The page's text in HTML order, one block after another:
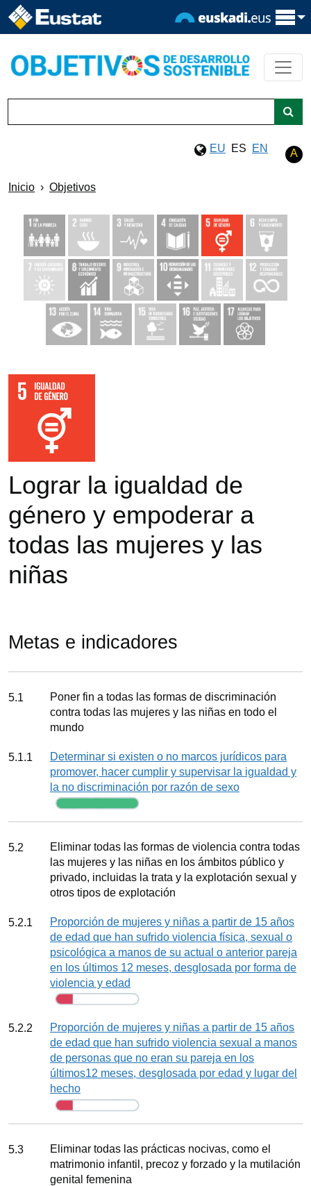
EU ES EN A
Inicio Objetivos
Lograr la igualdad de
género y empoderar a
todas las mujeres y las
niñas
Metas e indicadores
Meta
5.1
Poner fin a todas las formas de discriminación
contra todas las mujeres y las niñas en todo el
mundo
Indicador
5.1.1
Determinar si existen o no marcos jurídicos para
promover, hacer cumplir y supervisar la igualdad y
la no discriminación por razón de sexo
Seguimiento
Meta
5.2
Eliminar todas las formas de violencia contra todas
las mujeres y las niñas en los ámbitos público y
privado, incluidas la trata y la explotación sexual y
otros tipos de explotación
Indicador
5.2.1
Proporción de mujeres y niñas a partir de 15 años
de edad que han sufrido violencia física, sexual o
psicológica a manos de su actual o anterior pareja
en los últimos 12 meses, desglosada por forma de
violencia y edad
Seguimiento
Indicador
5.2.2
Proporción de mujeres y niñas a partir de 15 años
de edad que han sufrido violencia sexual a manos
de personas que no eran su pareja en los
últimos12 meses, desglosada por edad y lugar del
hecho
Seguimiento
Meta
5.3
Eliminar todas las prácticas nocivas, como el
matrimonio infantil, precoz y forzado y la mutilación
genital femenina